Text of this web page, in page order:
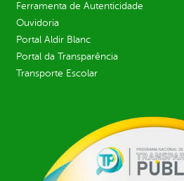
Ferramenta de Autenticidade
Ouvidoria
Portal Aldir Blanc
Portal da Transparência
Transporte Escolar